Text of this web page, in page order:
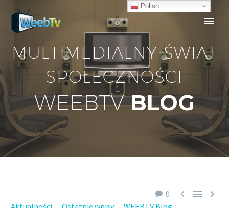
MULTIMEDIALNY ŚWIAT
SPOŁECZNOŚCI
WEEBTVBLOG
0   
Polish